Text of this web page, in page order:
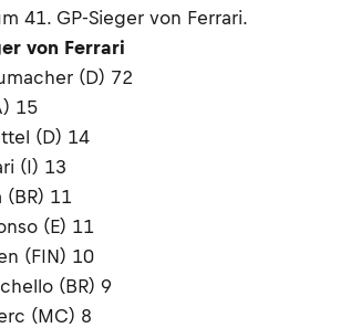
41. GP-Sieger von Ferrari.
von Ferrari
(D) 72
15
(D) 14
(I) 13
(BR) 11
(E) 11
(FIN) 10
(BR) 9
(MC) 8